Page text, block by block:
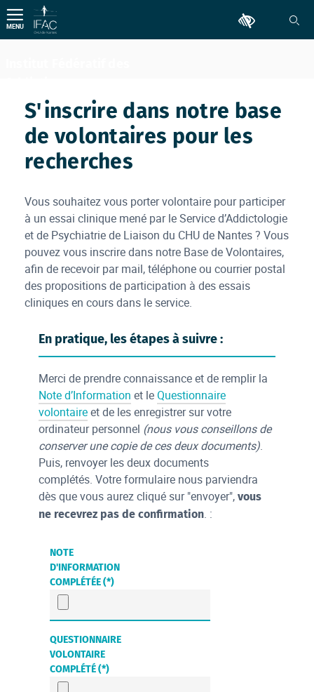
Aller
au
contenu
Comportementales
Outils
MENU
S'inscrire dans notre base
de volontaires pour les
recherches
Vous souhaitez vous porter volontaire pour participer
à un essai clinique mené par le Service d’Addictologie
et de Psychiatrie de Liaison du CHU de Nantes ? Vous
pouvez vous inscrire dans notre Base de Volontaires,
afin de recevoir par mail, téléphone ou courrier postal
des propositions de participation à des essais
cliniques en cours dans le service.
En pratique, les étapes à suivre :
Merci de prendre connaissance et de remplir la
Note d’Information et leQuestionnaire
volontaireet de les enregistrer sur votre
ordinateur personnel (nous vous conseillons de
conserver une copie de ces deux documents).
Puis, renvoyer les deux documents
complétés. Votre formulaire nous parviendra
dès que vous aurez cliqué sur "envoyer",vous
ne recevrez pas de confirmation. :
NOTE
D'INFORMATION
COMPLÉTÉE (*)
QUESTIONNAIRE
VOLONTAIRE
COMPLÉTÉ (*)